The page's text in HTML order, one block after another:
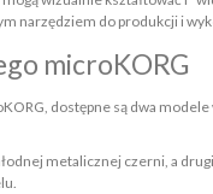
narzędziem do produkcji i
microKORG
dostępne są dwa
metalicznej czerni, a